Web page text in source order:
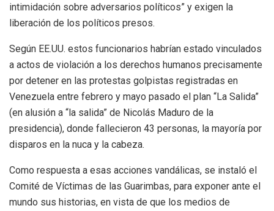
intimidación sobre adversarios políticos” y exigen la
liberación de los políticos presos.
Según EE.UU. estos funcionarios habrían estado vinculados
a actos de violación a los derechos humanos precisamente
por detener en las protestas golpistas registradas en
Venezuela entre febrero y mayo pasado el plan “La Salida”
(en alusión a “la salida” de Nicolás Maduro de la
presidencia), donde fallecieron 43 personas, la mayoría por
disparos en la nuca y la cabeza.
Como respuesta a esas acciones vandálicas, se instaló el
Comité de Víctimas de las Guarimbas, para exponer ante el
mundo sus historias, en vista de que los medios de